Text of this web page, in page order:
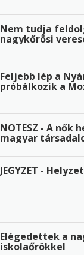
Nem tudja
nagykőrösi
Feljebb lép a
próbálkozik a
NOTESZ - A nők
magyar
JEGYZET -
Elégedettek a
iskolaőrökkel